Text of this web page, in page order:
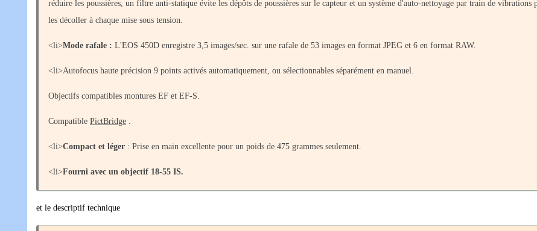
réduire les poussières, un filtre anti-statique évite les dépôts de poussières sur le capteur et un système d'auto-nettoyage par train de vibrations
les décoller à chaque mise sous tension.
<li>Mode rafale : L'EOS 450D enregistre 3,5 images/sec. sur une rafale de 53 images en format JPEG et 6 en format RAW.
<li>Autofocus haute précision 9 points activés automatiquement, ou sélectionnables séparément en manuel.
Objectifs compatibles montures EF et EF-S.
Compatible PictBridge .
<li>Compact et léger : Prise en main excellente pour un poids de 475 grammes seulement.
<li>Fourni avec un objectif 18-55 IS.
et le descriptif technique